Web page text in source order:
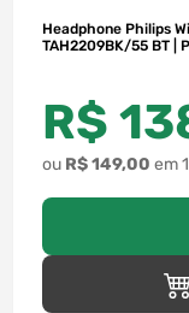
Headphone Philips
TAH2209BK/55 BT |
R$
ou R$149,00 em